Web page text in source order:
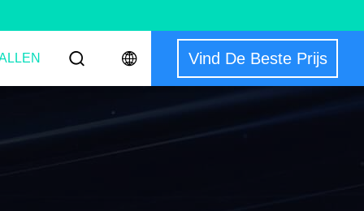
Vind De Beste Prijs